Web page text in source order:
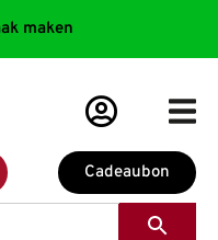
maken
Cadeaubon